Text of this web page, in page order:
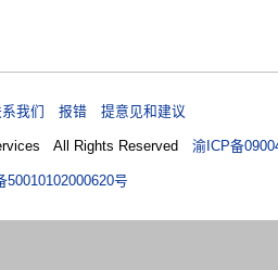
系我们 报错 提意见和建议
All Rights Reserved渝ICP备
50010102000620号